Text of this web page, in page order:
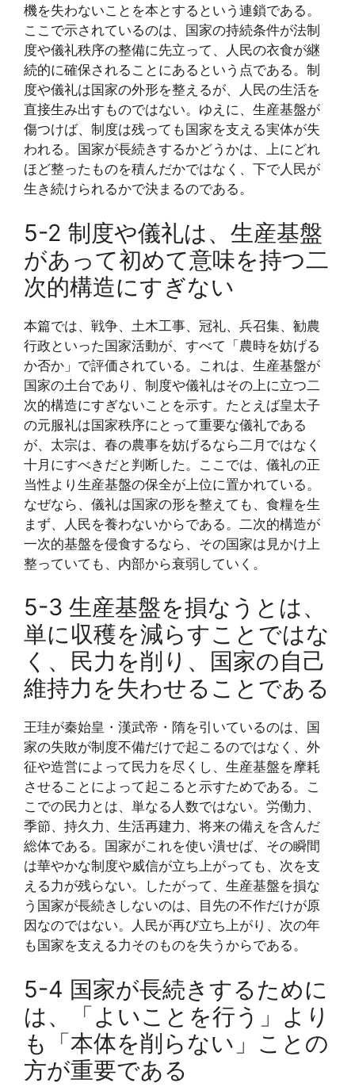
機を失わないことを本とするという連鎖である。
ここで示されているのは、国家の持続条件が法制
度や儀礼秩序の整備に先立って、人民の衣食が継
続的に確保されることにあるという点である。制
度や儀礼は国家の外形を整えるが、人民の生活を
直接生み出すものではない。ゆえに、生産基盤が
傷つけば、制度は残っても国家を支える実体が失
われる。国家が長続きするかどうかは、上にどれ
ほど整ったものを積んだかではなく、下で人民が
生き続けられるかで決まるのである。
5-2 制度や儀礼は、生産基盤
があって初めて意味を持つ二
次的構造にすぎない
本篇では、戦争、土木工事、冠礼、兵召集、勧農
行政といった国家活動が、すべて「農時を妨げる
か否か」で評価されている。これは、生産基盤が
国家の土台であり、制度や儀礼はその上に立つ二
次的構造にすぎないことを示す。たとえば皇太子
の元服礼は国家秩序にとって重要な儀礼である
が、太宗は、春の農事を妨げるなら二月ではなく
十月にすべきだと判断した。ここでは、儀礼の正
当性より生産基盤の保全が上位に置かれている。
なぜなら、儀礼は国家の形を整えても、食糧を生
まず、人民を養わないからである。二次的構造が
一次的基盤を侵食するなら、その国家は見かけ上
整っていても、内部から衰弱していく。
5-3 生産基盤を損なうとは、
単に収穫を減らすことではな
く、民力を削り、国家の自己
維持力を失わせることである
王珪が秦始皇・漢武帝・隋を引いているのは、国
家の失敗が制度不備だけで起こるのではなく、外
征や造営によって民力を尽くし、生産基盤を摩耗
させることによって起こると示すためである。こ
こでの民力とは、単なる人数ではない。労働力、
季節、持久力、生活再建力、将来の備えを含んだ
総体である。国家がこれを使い潰せば、その瞬間
は華やかな制度や威信が立ち上がっても、次を支
える力が残らない。したがって、生産基盤を損な
う国家が長続きしないのは、目先の不作だけが原
因なのではない。人民が再び立ち上がり、次の年
も国家を支える力そのものを失うからである。
5-4 国家が長続きするために
は、「よいことを行う」より
も「本体を削らない」ことの
方が重要である